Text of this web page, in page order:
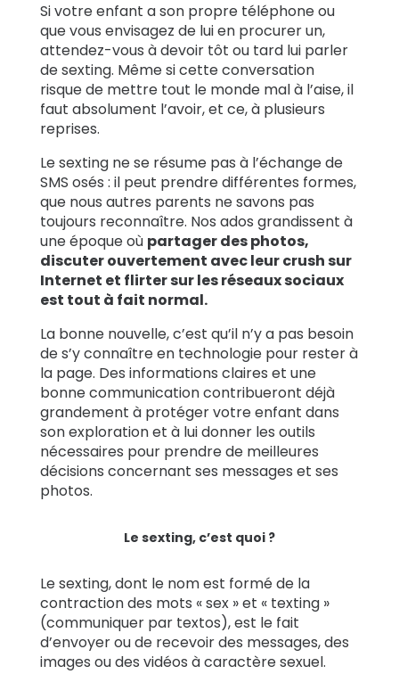
de familles
renseigner
Assistance
Se connecter S’inscrire
Si votre enfant a son propre téléphone ou
que vous envisagez de lui en procurer un,
attendez-vous à devoir tôt ou tard lui parler
de sexting. Même si cette conversation
risque de mettre tout le monde mal à l’aise, il
faut absolument l’avoir, et ce, à plusieurs
reprises.
Le sexting ne se résume pas à l’échange de
SMS osés : il peut prendre différentes formes,
que nous autres parents ne savons pas
toujours reconnaître. Nos ados grandissent à
une époque où partager des photos,
discuter ouvertement avec leur crush sur
Internet et flirter sur les réseaux sociaux
est tout à fait normal.
La bonne nouvelle, c’est qu’il n’y a pas besoin
de s’y connaître en technologie pour rester à
la page. Des informations claires et une
bonne communication contribueront déjà
grandement à protéger votre enfant dans
son exploration et à lui donner les outils
nécessaires pour prendre de meilleures
décisions concernant ses messages et ses
photos.
Le sexting, c’est quoi ?
Le sexting, dont le nom est formé de la
contraction des mots « sex » et « texting »
(communiquer par textos), est le fait
d’envoyer ou de recevoir des messages, des
images ou des vidéos à caractère sexuel.